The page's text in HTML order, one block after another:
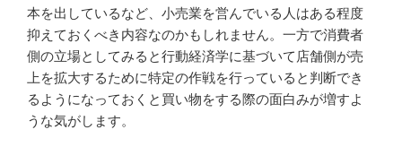
本を出しているなど、小売業を営んでいる人はある程度
抑えておくべき内容なのかもしれません。一方で消費者
側の立場としてみると行動経済学に基づいて店舗側が売
上を拡大するために特定の作戦を行っていると判断でき
るようになっておくと買い物をする際の面白みが増すよ
うな気がします。